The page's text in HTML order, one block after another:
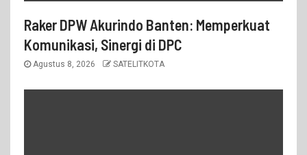
Raker DPW Akurindo Banten: Memperkuat
Komunikasi, Sinergi di DPC
Agustus 8, 2026 SATELITKOTA